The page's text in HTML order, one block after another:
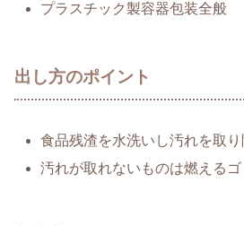
プラスチック製容器包装全般
出し方のポイント
食品残渣を水洗いし汚れを取り
汚れが取れないものは燃える